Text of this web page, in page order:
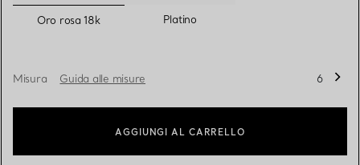
selezionato/i
Oro rosa 18k Platino
Misura Guida alle misure 6
AGGIUNGI AL CARRELLO